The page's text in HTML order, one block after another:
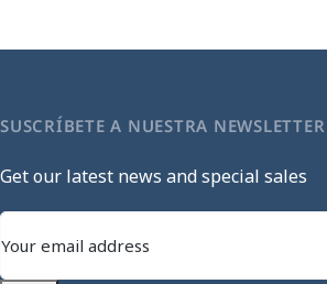
SUSCRÍBETE A NUESTRA NEWSLETTER
Get our latest news and special sales